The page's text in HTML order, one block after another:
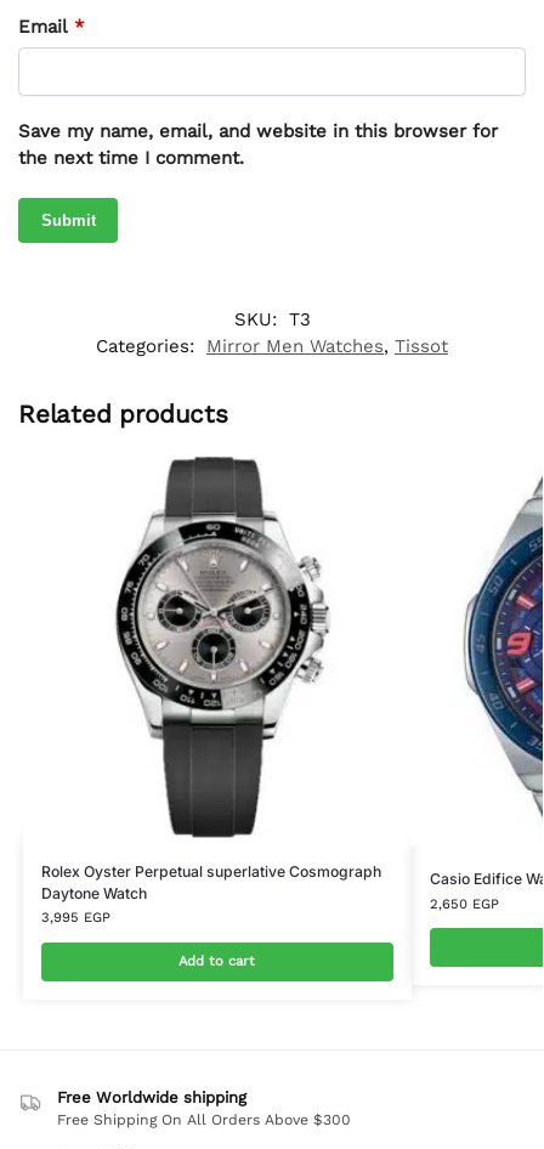
Email *
Save my name, email, and website in this browser for
the next time I comment.
SKU: T3
Categories:
Mirror Men Watches, Tissot
Related products
Rolex Oyster Perpetual superlative Cosmograph
Daytone Watch
3,995 EGP
Add to cart
Casio Edifice
2,650 EGP
Free Worldwide shipping
Free Shipping On All Orders Above $300